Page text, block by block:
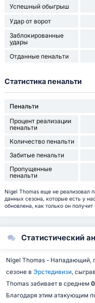
Успешный обыгрыш
Удар от ворот
Заблокированные
удары
Отданные пенальти
Статистика пенальти
Пенальти
Процент реализации
пенальти
Количество пенальти
Забитые пенальти
Пропущенные
пенальти
Nigel Thomas еще не реализовал
данных сезона, которые есть у
обновлена, как только он
Статистический
Nigel Thomas - Нападающий,
сезоне в Эрстедивизи,
Thomas забивает в среднем
Благодаря этим атакующим